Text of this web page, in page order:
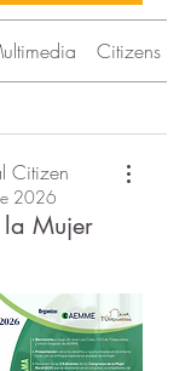
Citizens
Citizen
2026
la Mujer